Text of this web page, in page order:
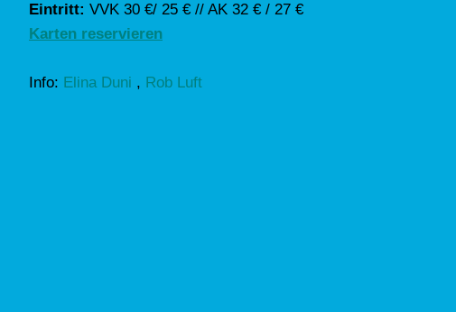
Eintritt: VVK 30 €/ 25 € // AK 32 € / 27 €
Karten reservieren
Info: Elina Duni , Rob Luft